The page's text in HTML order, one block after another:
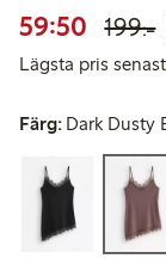
59:50 199:-
Lägsta pris
Färg: Dark Dusty